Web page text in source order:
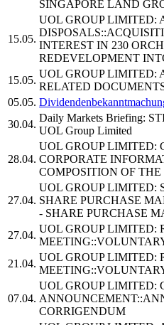
SINGAPORE LAND
15.05.
UOL GROUP LIMITED:
INTEREST IN 230
REDEVELOPMENT
15.05.
UOL GROUP LIMITED:
RELATED
05.05.
30.04.
Daily Markets Briefing:
UOL Group Limited
28.04.
UOL GROUP LIMITED:
CORPORATE
COMPOSITION OF
27.04.
UOL GROUP LIMITED:
SHARE PURCHASE
- SHARE PURCHASE
27.04.
UOL GROUP LIMITED:
21.04.
UOL GROUP LIMITED:
07.04.
UOL GROUP LIMITED:
CORRIGENDUM